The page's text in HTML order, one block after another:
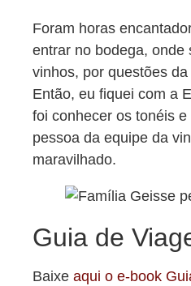
Foram horas
entrar no bodega, onde
vinhos, por questões
Então, eu fiquei com a
foi conhecer os tonéis
pessoa da equipe da
maravilhado.
Guia de
Baixe aqui o e-book